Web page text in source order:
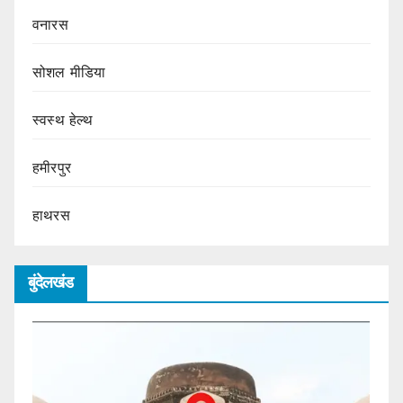
वनारस
सोशल मीडिया
स्वस्थ हेल्थ
हमीरपुर
हाथरस
बुंदेलखंड